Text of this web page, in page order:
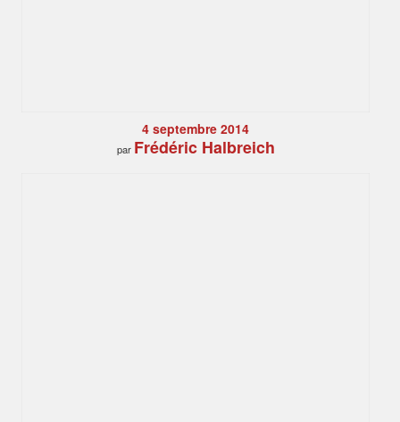
4 septembre 2014
par Frédéric Halbreich